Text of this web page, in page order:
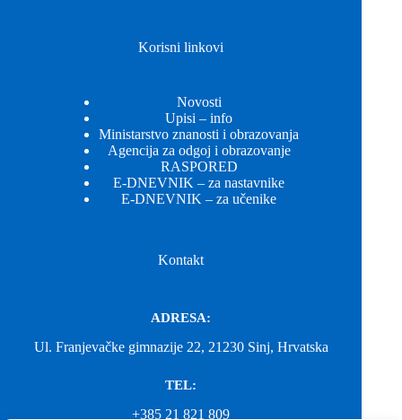
Korisni linkovi
Novosti
Upisi – info
Ministarstvo znanosti i obrazovanja
Agencija za odgoj i obrazovanje
RASPORED
E-DNEVNIK – za nastavnike
E-DNEVNIK – za učenike
Kontakt
ADRESA:
Ul. Franjevačke gimnazije 22, 21230 Sinj, Hrvatska
TEL:
+385 21 821 809